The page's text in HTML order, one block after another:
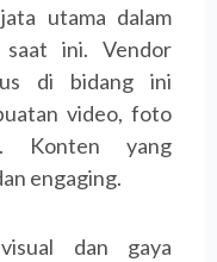
utama dalam
saat ini. Vendor
di bidang ini
video, foto
Konten yang
engaging.
dan gaya